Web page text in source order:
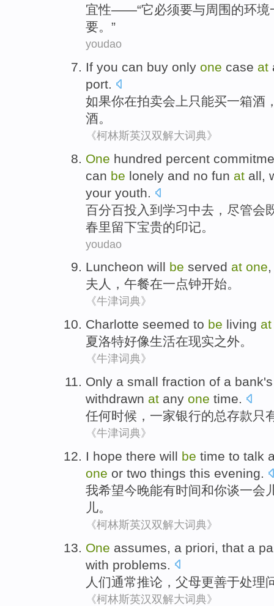
宜性——“它必须要与周围的环境
要。”
youdao
If you can buy only one case at
port.
如果你在拍卖会上 只能买一箱酒
酒。
《柯林斯英汉双解大词典》
One hundred percent
can be lonely and no fun at all,
your youth
百分百投入 到 学习中去， 尽管会
春里留下宝贵的印记 。
youdao
Luncheon will be served at one
夫人
， 午餐在一点钟开始。
《牛津词典》
Charlotte seemed to be living at
夏洛特好像生活在现实之外。
《牛津词典》
Only a small fraction of a bank
withdrawn at any one time.
任何时候 ， 一家银行的总存款只
《牛津词典》
I hope there will be time to talk
one or two things this evening.
我希望今晚能有时间和你谈一会
儿。
《柯林斯英汉双解大词典》
One assumes , a priori, that a
with problems
人们通常推论 ， 父母更善于处理
《柯林斯英汉双解大词典》